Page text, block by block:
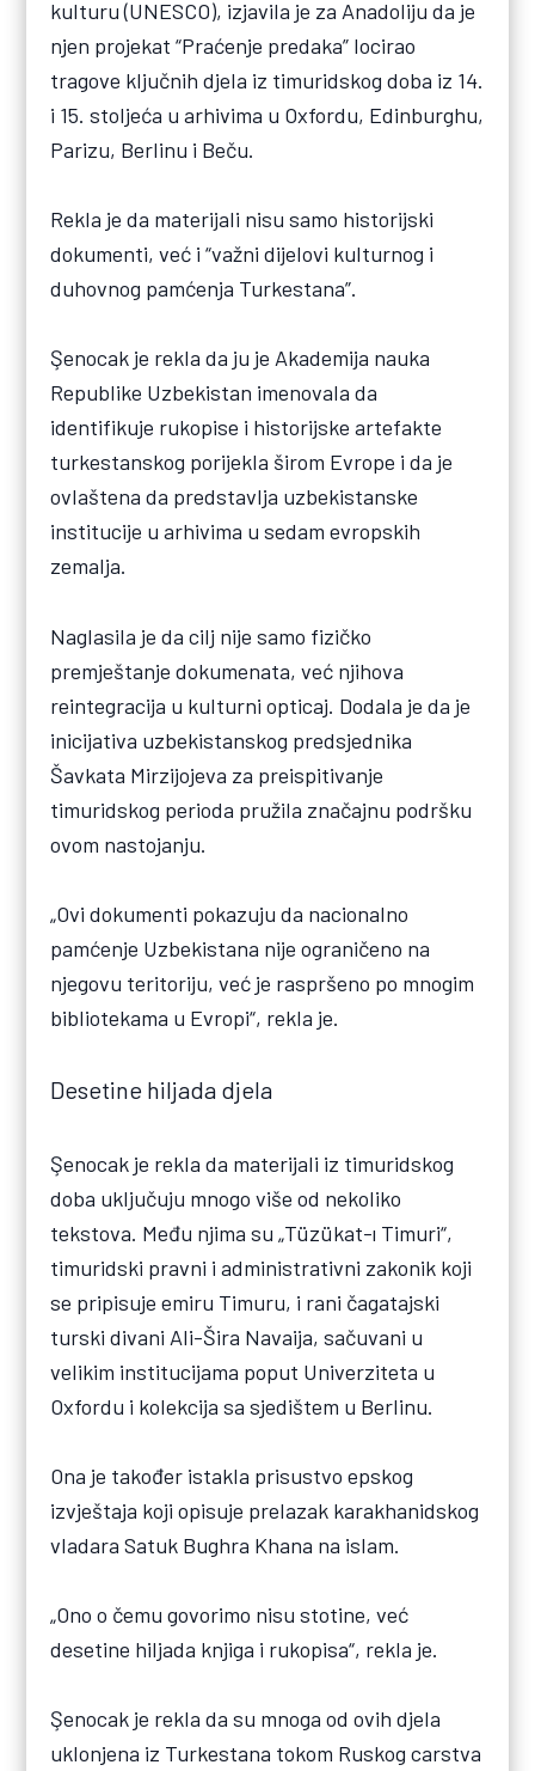
kulturu (UNESCO), izjavila je za Anadoliju da je
njen projekat “Praćenje predaka” locirao
tragove ključnih djela iz timuridskog doba iz 14.
i 15. stoljeća u arhivima u Oxfordu, Edinburghu,
Parizu, Berlinu i Beču.
Rekla je da materijali nisu samo historijski
dokumenti, već i “važni dijelovi kulturnog i
duhovnog pamćenja Turkestana”.
Şenocak je rekla da ju je Akademija nauka
Republike Uzbekistan imenovala da
identifikuje rukopise i historijske artefakte
turkestanskog porijekla širom Evrope i da je
ovlaštena da predstavlja uzbekistanske
institucije u arhivima u sedam evropskih
zemalja.
Naglasila je da cilj nije samo fizičko
premještanje dokumenata, već njihova
reintegracija u kulturni opticaj. Dodala je da je
inicijativa uzbekistanskog predsjednika
Šavkata Mirzijojeva za preispitivanje
timuridskog perioda pružila značajnu podršku
ovom nastojanju.
„Ovi dokumenti pokazuju da nacionalno
pamćenje Uzbekistana nije ograničeno na
njegovu teritoriju, već je raspršeno po mnogim
bibliotekama u Evropi“, rekla je.
Desetine hiljada djela
Şenocak je rekla da materijali iz timuridskog
doba uključuju mnogo više od nekoliko
tekstova. Među njima su „Tüzükat-ı Timuri“,
timuridski pravni i administrativni zakonik koji
se pripisuje emiru Timuru, i rani čagatajski
turski divani Ali-Šira Navaija, sačuvani u
velikim institucijama poput Univerziteta u
Oxfordu i kolekcija sa sjedištem u Berlinu.
Ona je također istakla prisustvo epskog
izvještaja koji opisuje prelazak karakhanidskog
vladara Satuk Bughra Khana na islam.
„Ono o čemu govorimo nisu stotine, već
desetine hiljada knjiga i rukopisa“, rekla je.
Şenocak je rekla da su mnoga od ovih djela
uklonjena iz Turkestana tokom Ruskog carstva